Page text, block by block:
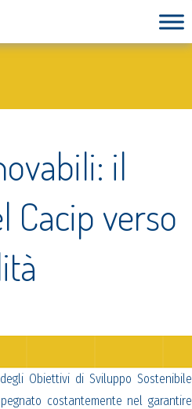
il
Cacip verso
Obiettivi di Sviluppo Sostenibile
costantemente nel garantire